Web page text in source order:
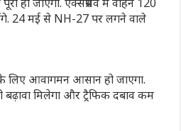
24 मई से NH-27 पर लगने वाले
के लिए आवागमन आसान हो जाएगा.
बढ़ावा मिलेगा और ट्रैफिक दबाव कम